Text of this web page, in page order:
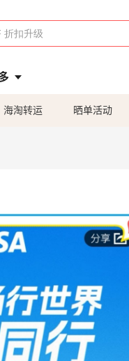
海淘转运 晒单活动